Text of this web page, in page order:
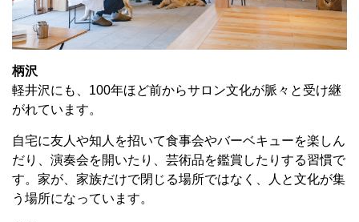
柄沢
軽井沢にも、100年ほど前からサロン文化が脈々と受け継
がれています。
自宅に友人や知人を招いて食事会やバーベキューを楽しん
だり、演奏会を開いたり、芸術品を鑑賞したりする習慣で
す。家が、家族だけで閉じる場所ではなく、人と文化が集
う場所になっています。